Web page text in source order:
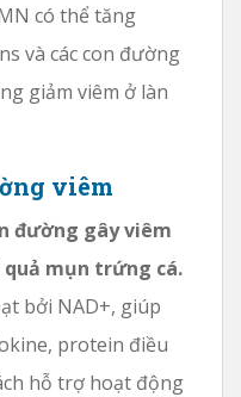
có thể tăng
và các con đường
giảm viêm ở làn
viêm
đường gây viêm
mụn trứng cá.
bởi NAD+, giúp
protein điều
hỗ trợ hoạt động